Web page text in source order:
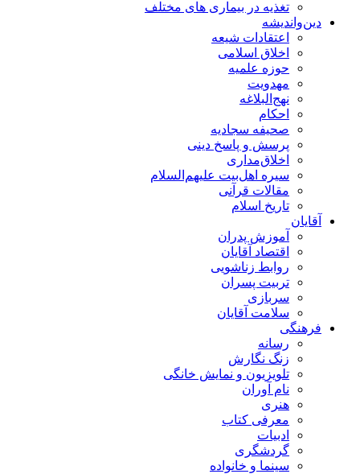
تغذیه در بیماری های مختلف
دین‌واندیشه
اعتقادات شیعه
اخلاق اسلامی
حوزه علمیه
مهدویت
نهج‌البلاغه
احکام
صحیفه سجادیه
پرسش و پاسخ دینی
اخلاق‌مداری
سیره اهل‌بیت علیهم‌السلام
مقالات قرآنی
تاریخ اسلام
آقایان
آموزش پدران
اقتصاد آقایان
روابط زناشویی
تربیت پسران
سربازی
سلامت آقایان
فرهنگی
رسانه
زنگ نگارش
تلویزیون و نمایش خانگی
نام آوران
هنری
معرفی کتاب
ادبیات
گردشگری
سینما و خانواده